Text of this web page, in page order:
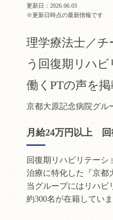
更新日：2026.06.03
※更新日時点の最新情報です
理学療法士／チ
う回復期リハ
働くPTの声を掲
京都大原記念病院グル
月給24万円以上 回
回復期リハビリテーシ
治療に特化した『京都
当グループにはリハビ
約300名が在籍していま